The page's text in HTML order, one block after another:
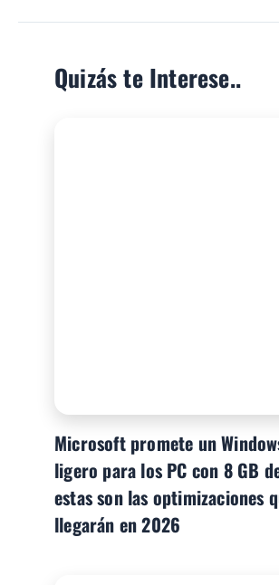
Quizás te Interese..
Microsoft promete un
ligero para los PC con 8 GB
estas son las optimizaciones
llegarán en 2026